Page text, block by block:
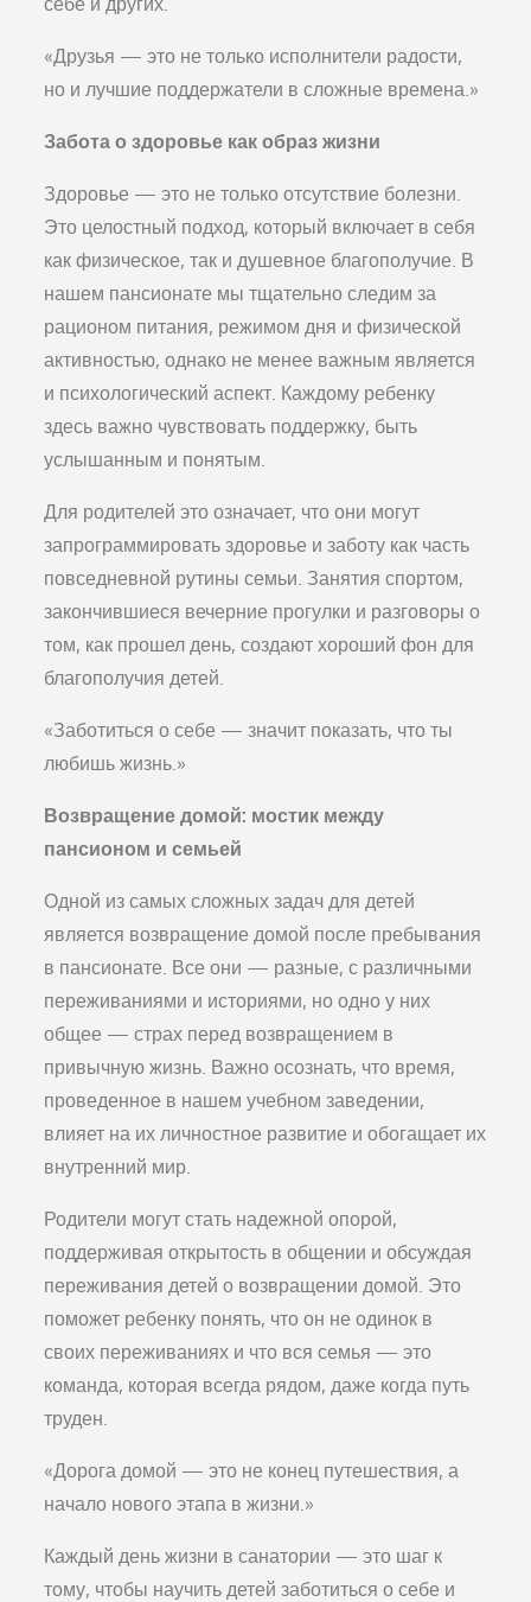
«Друзья — это не только исполнители радости,
но и лучшие поддержатели в сложные времена.»
Забота о здоровье как образ жизни
Здоровье — это не только отсутствие болезни.
Это целостный подход, который включает в себя
как физическое, так и душевное благополучие. В
нашем пансионате мы тщательно следим за
рационом питания, режимом дня и физической
активностью, однако не менее важным является
и психологический аспект. Каждому ребенку
здесь важно чувствовать поддержку, быть
услышанным и понятым.
Для родителей это означает, что они могут
запрограммировать здоровье и заботу как часть
повседневной рутины семьи. Занятия спортом,
закончившиеся вечерние прогулки и разговоры о
том, как прошел день, создают хороший фон для
благополучия детей.
«Заботиться о себе — значит показать, что ты
любишь жизнь.»
Возвращение домой: мостик между
пансионом и семьей
Одной из самых сложных задач для детей
является возвращение домой после пребывания
в пансионате. Все они — разные, с различными
переживаниями и историями, но одно у них
общее — страх перед возвращением в
привычную жизнь. Важно осознать, что время,
проведенное в нашем учебном заведении,
влияет на их личностное развитие и обогащает их
внутренний мир.
Родители могут стать надежной опорой,
поддерживая открытость в общении и обсуждая
переживания детей о возвращении домой. Это
поможет ребенку понять, что он не одинок в
своих переживаниях и что вся семья — это
команда, которая всегда рядом, даже когда путь
труден.
«Дорога домой — это не конец путешествия, а
начало нового этапа в жизни.»
Каждый день жизни в санатории — это шаг к
тому, чтобы научить детей заботиться о себе и